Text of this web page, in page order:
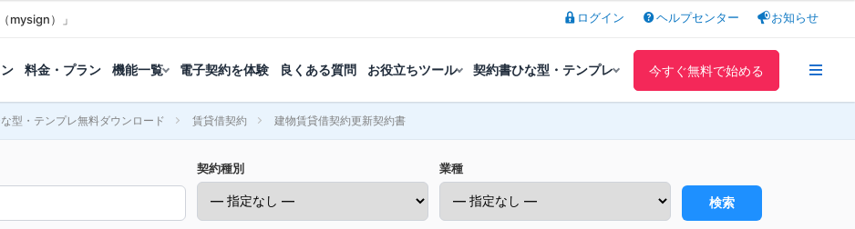
mysign）」 ログイン ヘルプセンター お知らせ
料金・プラン 機能一覧 電子契約を体験 良くある質問 お役立ちツール 契約書ひな型・テンプレ 今すぐ無料で始める
型・テンプレ無料ダウンロード 賃貸借契約 建物賃貸借契約更新契約書
契約種別 業種
検索